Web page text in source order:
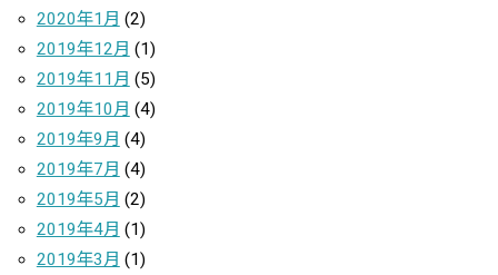
2020年1月 (2)
2019年12月 (1)
2019年11月 (5)
2019年10月 (4)
2019年9月 (4)
2019年7月 (4)
2019年5月 (2)
2019年4月 (1)
2019年3月 (1)